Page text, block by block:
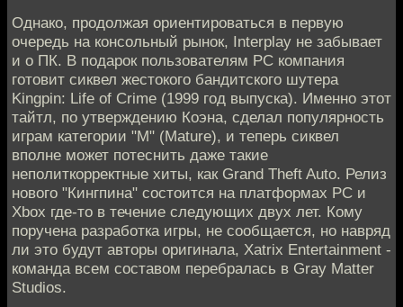
Однако, продолжая ориентироваться в первую
очередь на консольный рынок, Interplay не забывает
и о ПК. В подарок пользователям РС компания
готовит сиквел жестокого бандитского шутера
Kingpin: Life of Crime (1999 год выпуска). Именно этот
тайтл, по утверждению Коэна, сделал популярность
играм категории "М" (Mature), и теперь сиквел
вполне может потеснить даже такие
неполиткорректные хиты, как Grand Theft Auto. Релиз
нового "Кингпина" состоится на платформах РС и
Xbox где-то в течение следующих двух лет. Кому
поручена разработка игры, не сообщается, но навряд
ли это будут авторы оригинала, Xatrix Entertainment -
команда всем составом перебралась в Gray Matter
Studios.